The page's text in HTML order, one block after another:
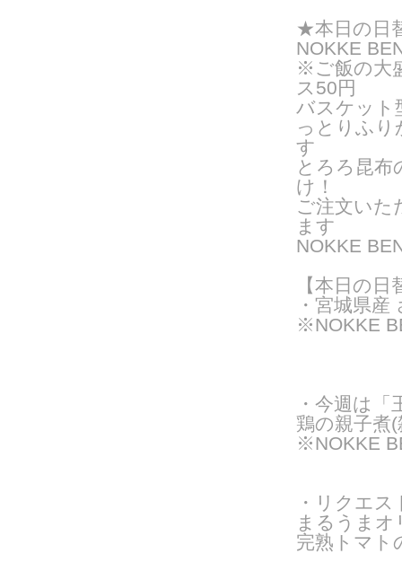
★本日の日
NOKKE
※ご飯の大
ス50円
バスケット
っとりふり
す
とろろ昆布
け！
ご注文いた
ま す
NOKKE
【本日の
・宮城県
※NOKKE
・今週は
鶏の親子煮(
※NOKKE
・リクエ
まるうまオ
完熟トマト